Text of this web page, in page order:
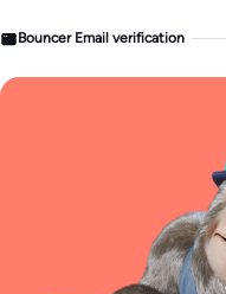
Bouncer Email verification